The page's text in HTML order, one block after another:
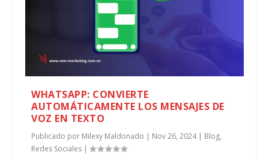
WHATSAPP: CONVIERTE
AUTOMÁTICAMENTE LOS MENSAJES DE
VOZ EN TEXTO
Publicado por Milexy Maldonado | Nov 26, 2024| Blog,
Redes Sociales |